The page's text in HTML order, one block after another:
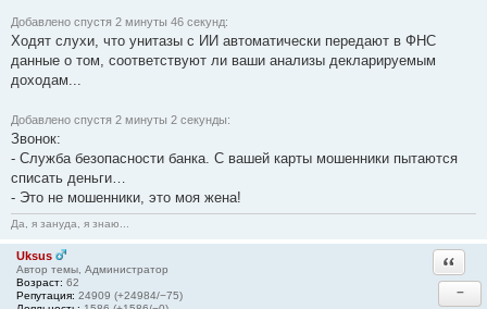
Добавлено спустя 2 минуты 46 секунд:
Ходят слухи, что унитазы с ИИ автоматически передают в ФНС
данные о том, соответствуют ли ваши анализы декларируемым
доходам...
Добавлено спустя 2 минуты 2 секунды:
Звонок:
- Служба безопасности банка. С вашей карты мошенники пытаются
списать деньги…
- Это не мошенники, это моя жена!
Да, я зануда, я знаю...
Uksus
Автор темы, Администратор
Возраст: 62
Репутация: 24909 (+24984/−75)
−